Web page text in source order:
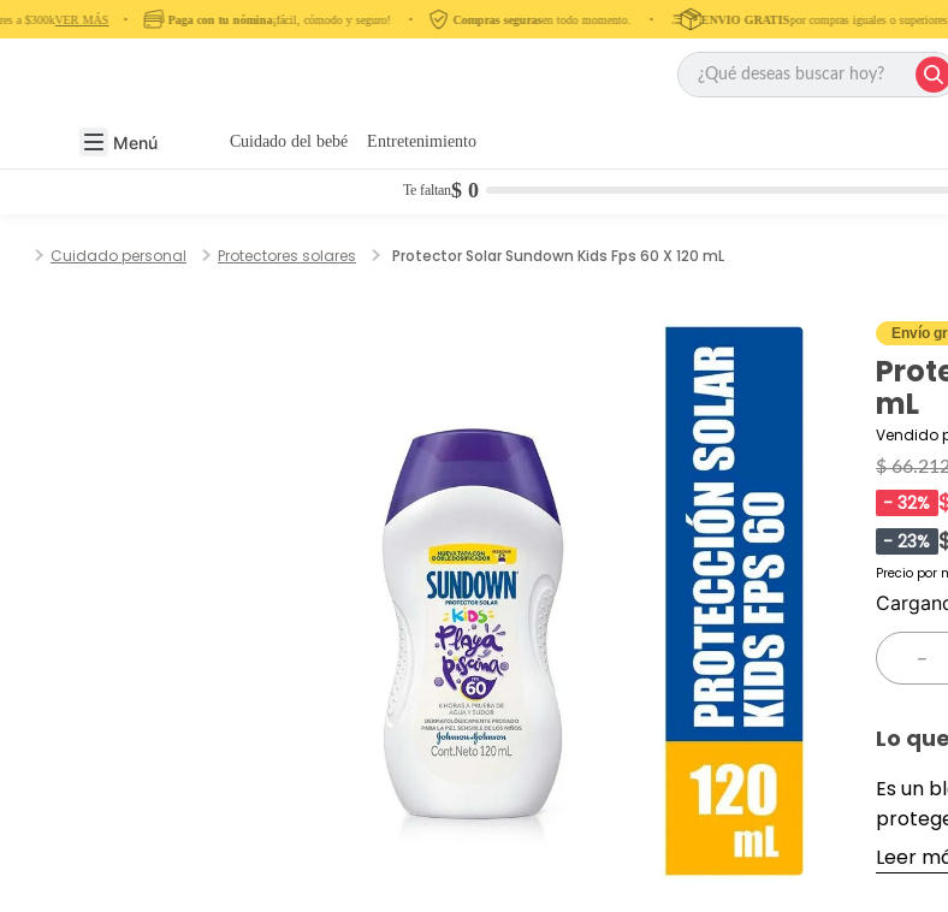
a $300kVER MÁS‎ ‎ ‎ ‎ •‎ ‎ ‎ ‎ Paga con tu nómina¡fácil, cómodo y seguro! ‎ ‎ ‎ ‎ •‎ ‎ ‎ ‎ Compras segurasen todo momento. ‎ ‎ ‎ ‎ •‎ ‎ ‎ ‎ ‎ ENVIO GRATISpor compras iguales o superiores a
Menú Cuidado del bebé Entretenimiento
Te faltan$ 0
Cuidado personal Protectores solares Protector Solar Sundown Kids Fps 60 X 120 mL
Envío
mL
Vendido
$
-32%
-23%
Precio por
－
Lo
Es un
veces
Leer